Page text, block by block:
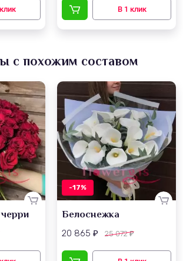
с похожим составом
-17%
Белоснежка
20 865 ₽ 25 072₽